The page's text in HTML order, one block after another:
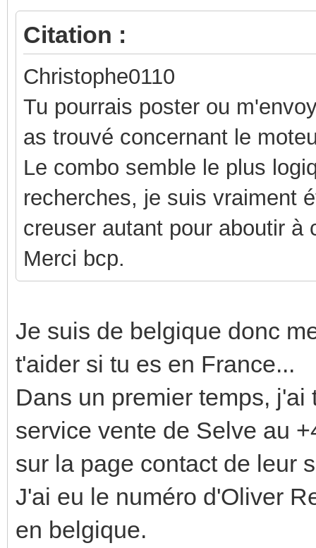
Citation :
Christophe0110
Tu pourrais poster ou
as trouvé concernant le
Le combo semble le plus
recherches, je suis vraiment
creuser autant pour aboutir à
Merci bcp.
Je suis de belgique donc
t'aider si tu es en France...
Dans un premier temps,
service vente de Selve au
sur la page contact de leur
J'ai eu le numéro d'Oliver
en belgique.